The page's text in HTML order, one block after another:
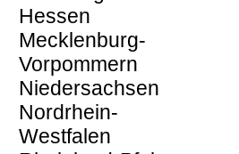
Hessen
Mecklenburg-
Vorpommern
Niedersachsen
Nordrhein-
Westfalen